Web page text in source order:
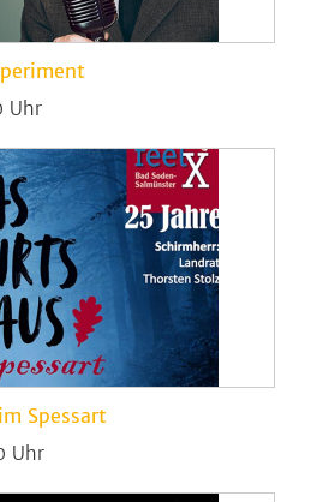
Spessart